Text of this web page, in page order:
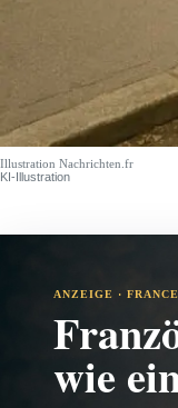
Illustration Nachrichten.fr
KI-Illustration
ANZEIGE ·
wie